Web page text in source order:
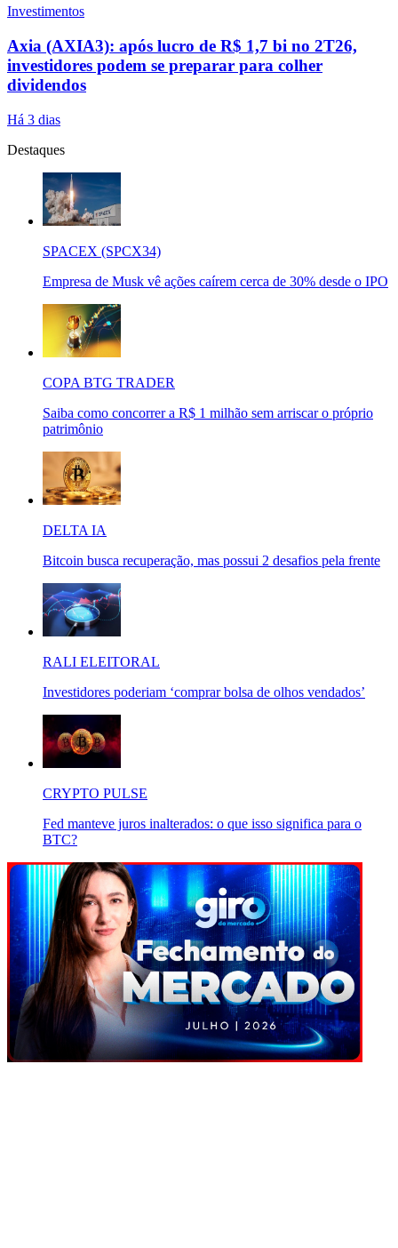
Investimentos
Axia (AXIA3): após lucro de R$ 1,7 bi no 2T26,
investidores podem se preparar para colher
dividendos
Há 3 dias
Destaques
SPACEX (SPCX34)
Empresa de Musk vê ações caírem cerca de 30% desde o IPO
COPA BTG TRADER
Saiba como concorrer a R$ 1 milhão sem arriscar o próprio
patrimônio
DELTA IA
Bitcoin busca recuperação, mas possui 2 desafios pela frente
RALI ELEITORAL
Investidores poderiam ‘comprar bolsa de olhos vendados’
CRYPTO PULSE
Fed manteve juros inalterados: o que isso significa para o
BTC?